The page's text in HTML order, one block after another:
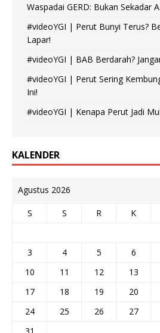
Waspadai GERD: Bukan Sekadar
#videoYGI | Perut Bunyi Terus?
Lapar!
#videoYGI | BAB Berdarah?
#videoYGI | Perut Sering
Ini!
#videoYGI | Kenapa Perut Jadi
KALENDER
Agustus 2026
S S R K
3
4 5 6
10
11 12 13
17
18 19 20
24
25 26 27